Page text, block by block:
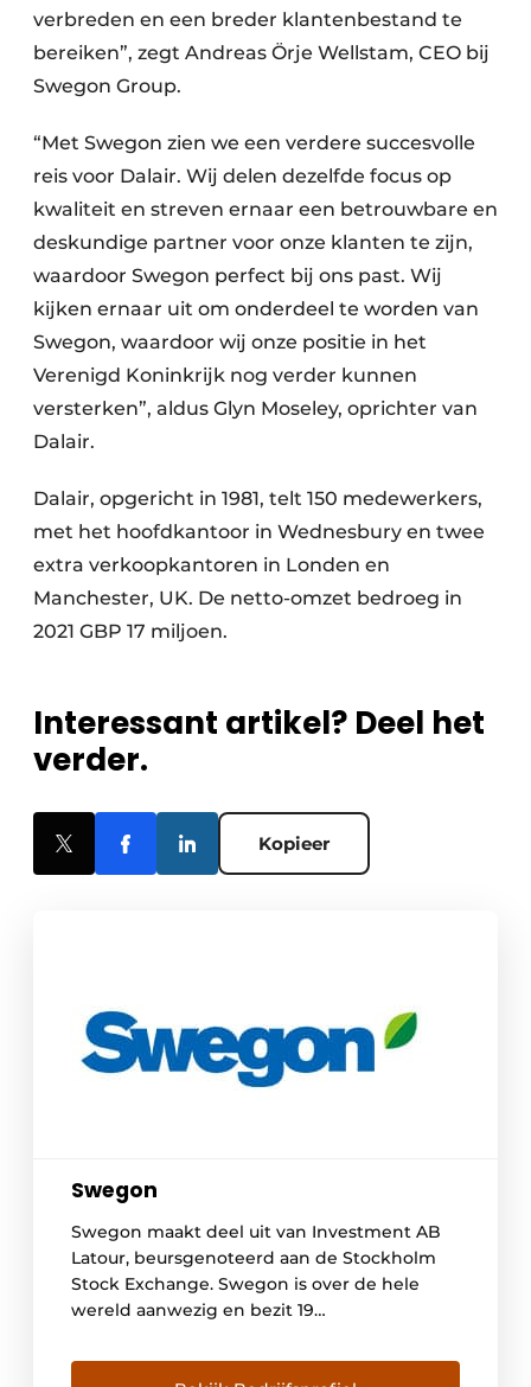
verbreden en een breder klantenbestand te
bereiken”, zegt Andreas Örje Wellstam, CEO bij
Swegon Group.
“Met Swegon zien we een verdere succesvolle
reis voor Dalair. Wij delen dezelfde focus op
kwaliteit en streven ernaar een betrouwbare en
deskundige partner voor onze klanten te zijn,
waardoor Swegon perfect bij ons past. Wij
kijken ernaar uit om onderdeel te worden van
Swegon, waardoor wij onze positie in het
Verenigd Koninkrijk nog verder kunnen
versterken”, aldus Glyn Moseley, oprichter van
Dalair.
Dalair, opgericht in 1981, telt 150 medewerkers,
met het hoofdkantoor in Wednesbury en twee
extra verkoopkantoren in Londen en
Manchester, UK. De netto-omzet bedroeg in
2021 GBP 17 miljoen.
Interessant artikel? Deel het
verder.
Kopieer
Swegon
Swegon maakt deel uit van Investment AB
Latour, beursgenoteerd aan de Stockholm
Stock Exchange. Swegon is over de hele
wereld aanwezig en bezit 19
en India. Het bedrijf telt meer dan 3.000